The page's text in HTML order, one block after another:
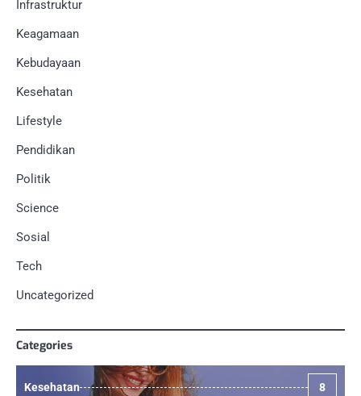
Infrastruktur
Keagamaan
Kebudayaan
Kesehatan
Lifestyle
Pendidikan
Politik
Science
Sosial
Tech
Uncategorized
Categories
Kesehatan 8